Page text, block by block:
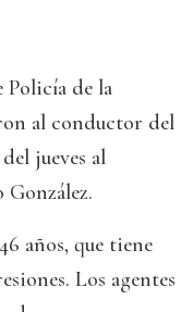
Policía de la
al conductor del
jueves al
años, que tiene
Los agentes